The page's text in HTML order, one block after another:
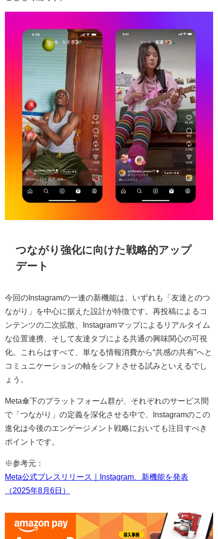
つながり強化に向けた戦略的アップ
デート
今回のInstagramの一連の新機能は、いずれも「友達とのつ
ながり」を中心に据えた設計が特徴です。再投稿によるコ
ンテンツの二次拡散、Instagramマップによるリアルタイム
な位置連携、そして友達タブによる共通の興味関心の可視
化。これらはすべて、単なる情報消費から“共感の共有”へと
コミュニケーションの軸をシフトさせる試みといえるでし
ょう。
Meta傘下のプラットフォーム群が、それぞれのサービス間
で「つながり」の定義を深化させる中で、Instagramのこの
進化は今後のエンゲージメント戦略においても注目すべき
ポイントです。
※参考元：
Meta公式プレスリリース｜Instagram、新機能を発表
（2025年8月6日）